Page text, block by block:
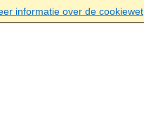
informatie over de cookiewet